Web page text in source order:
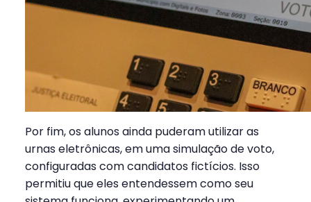
Por fim, os alunos ainda puderam utilizar as
urnas eletrônicas, em uma simulação de voto,
configuradas com candidatos fictícios. Isso
permitiu que eles entendessem como seu